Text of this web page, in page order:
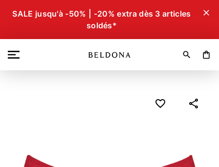
SALE jusqu'à -50% | -20% extra dès 3 articles
soldés*
close
search shopping_bag